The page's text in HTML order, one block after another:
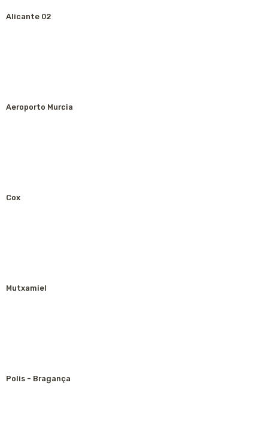
Alicante 02
Aeroporto Murcia
Cox
Mutxamiel
Polis - Bragança